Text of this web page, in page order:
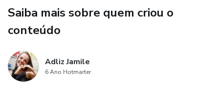
Saiba mais sobre quem criou o
conteúdo
Adliz Jamile
6 Ano Hotmarter